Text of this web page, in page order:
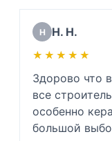
Н Н. Н.
★★★★★
★★★★★
Здорово что
все
особенно
большой